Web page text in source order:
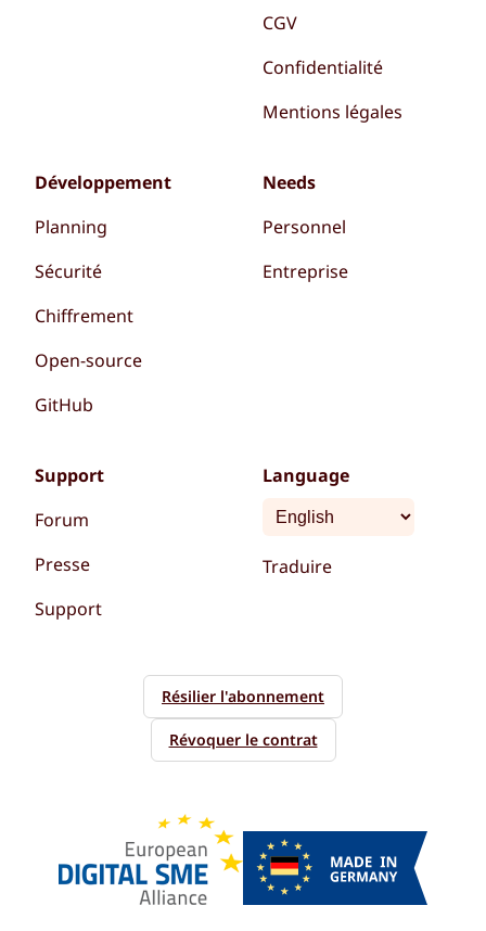
CGV
Confidentialité
Mentions légales
Développement
Planning
Sécurité
Chiffrement
Open-source
GitHub
Needs
Personnel
Entreprise
Support
Forum
Presse
Support
Language
Traduire
Résilier l'abonnement
Révoquer le contrat